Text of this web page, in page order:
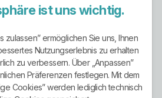
wird ausdrücklich mit
Zusätzlich spricht
albstrom öko online
Produktlinie.
Trotzdem gilt wie immer: Ein
keinen harten
ist uns wichtig.
zulassen” ermöglichen Sie uns, Ihnen
Nutzungserlebnis zu erhalten
zu verbessern. Über „Anpassen”
Präferenzen festlegen. Mit dem
Cookies” werden lediglich technisch